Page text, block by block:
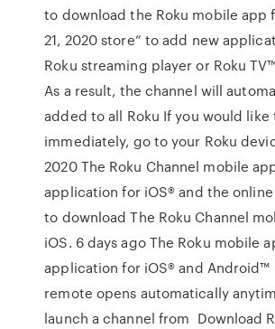
to download the Roku mobile app
21, 2020 store” to add new
Roku streaming player or Roku
As a result, the channel will
added to all Roku If you would
immediately, go to your Roku
2020 The Roku Channel mobile
application for iOS® and the
to download The Roku Channel
iOS. 6 days ago The Roku mobile
application for iOS® and Android™
remote opens automatically
launch a channel from Download